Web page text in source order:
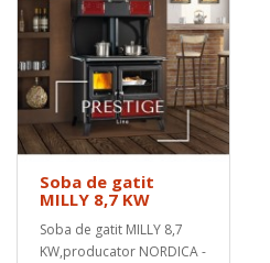
Soba de gatit
MILLY 8,7 KW
Soba de gatit MILLY 8,7
KW,producator NORDICA -